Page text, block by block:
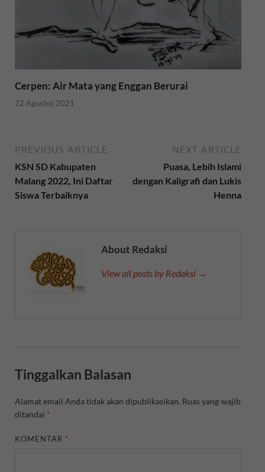
Cerpen: Air Mata yang Enggan Berurai
22 Agustus 2021
PREVIOUS ARTICLE
KSN SD Kabupaten
Malang 2022, Ini Daftar
Siswa Terbaiknya
NEXT ARTICLE
Puasa, Lebih Islami
dengan Kaligrafi dan Lukis
Henna
About Redaksi
View all posts by Redaksi →
Tinggalkan Balasan
Alamat email Anda tidak akan dipublikasikan. Ruas yang wajib
ditandai *
KOMENTAR *